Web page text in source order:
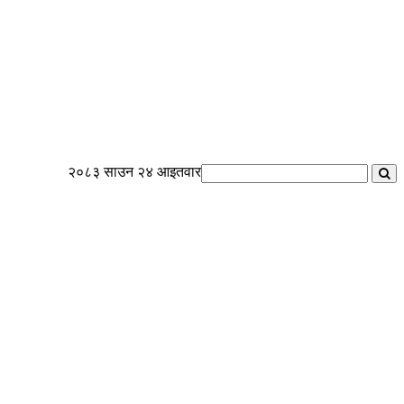
२०८३ साउन २४ आइतवार